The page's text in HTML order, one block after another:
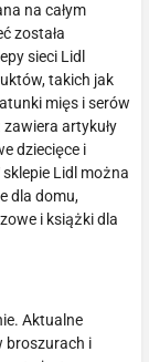
na całym
została
sieci Lidl
takich jak
mięs i serów
artykuły
dziecięce i
Lidl można
dla domu,
i książki dla
Aktualne
broszurach i